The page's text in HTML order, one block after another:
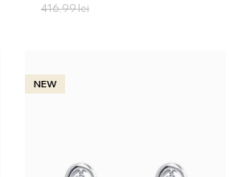
416,99lei
NEW